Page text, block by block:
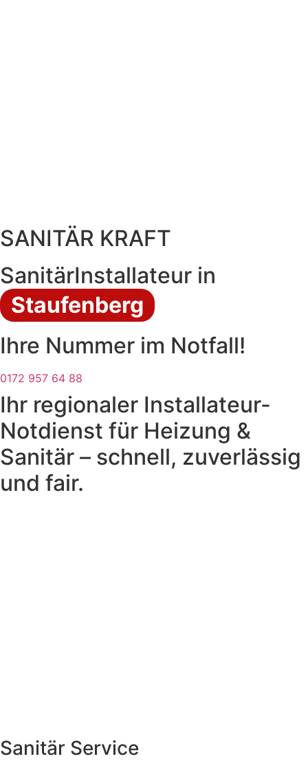
SANITÄR KRAFT
SanitärInstallateur in
Staufenberg
Ihre Nummer im Notfall!
0172 957 64 88
Ihr regionaler Installateur-
Notdienst für Heizung &
Sanitär – schnell, zuverlässig
und fair.
Sanitär Service